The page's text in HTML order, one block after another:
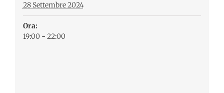
28 Settembre 2024
Ora:
19:00 - 22:00